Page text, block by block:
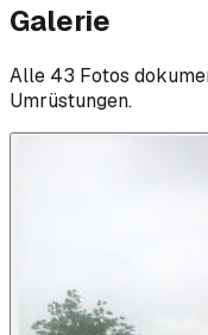
Galerie
Alle 43 Fotos
Umrüstungen.